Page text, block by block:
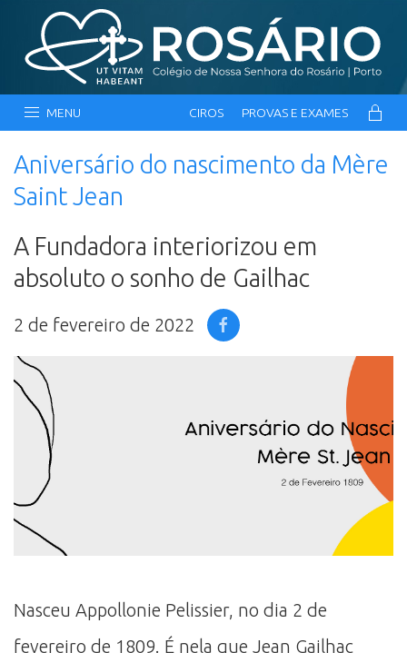
MENU CIROS PROVAS E EXAMES
Aniversário do nascimento da Mère
Saint Jean
A Fundadora interiorizou em
absoluto o sonho de Gailhac
2 de fevereiro de 2022
Nasceu Appollonie Pelissier, no dia 2 de
fevereiro de 1809. É nela que Jean Gailhac